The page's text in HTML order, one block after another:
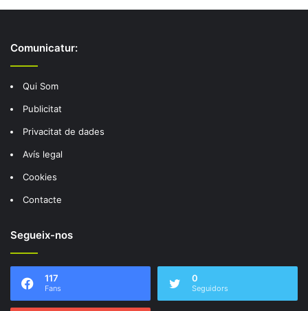
Comunicatur:
Qui Som
Publicitat
Privacitat de dades
Avís legal
Cookies
Contacte
Segueix-nos
117
Fans
0
Seguidors